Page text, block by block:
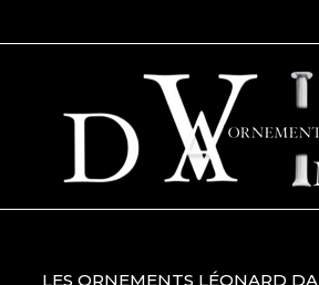
LES ORNEMENTS LÉONARD DA